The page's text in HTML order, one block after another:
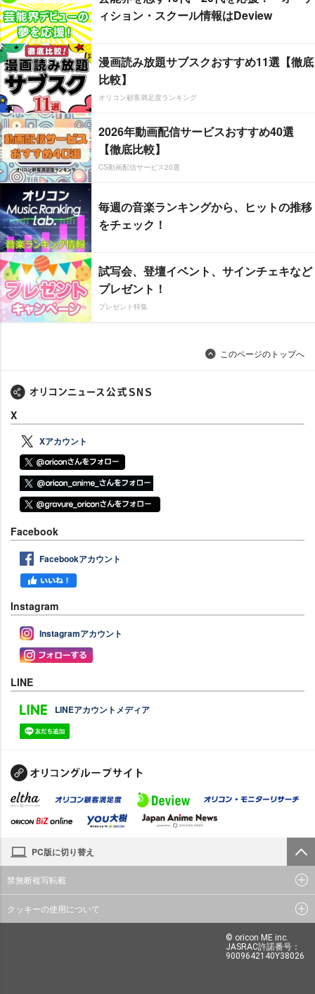
ィション・スクール情報はDeview
漫画読み放題サブスクおすすめ11選【徹底
比較】
オリコン顧客満足度ランキング
2026年動画配信サービスおすすめ40選
【徹底比較】
CS動画配信サービス20選
毎週の音楽ランキングから、ヒットの推移
をチェック！
試写会、登壇イベント、サインチェキなど
プレゼント！
プレゼント特集
このページのトップへ
X
Xアカウント
Facebook
Facebookアカウント
Instagram
Instagramアカウント
LINE
LINEアカウントメディア
PC版に切り替え
禁無断複写転載
クッキーの使用について
© oricon ME inc.
JASRAC許諾番号：
9009642140Y38026